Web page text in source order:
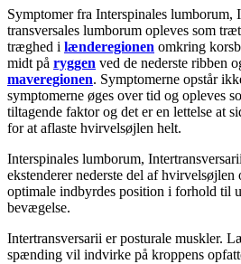
Symptomer fra Interspinales lumborum,
transversales lumborum opleves som
træghed i lænderegionen omkring
midt på ryggen ved de nederste ribben
maveregionen. Symptomerne opstår
symptomerne øges over tid og opleves
tiltagende faktor og det er en lettelse at
for at aflaste hvirvelsøjlen helt.
Interspinales lumborum,
ekstenderer nederste del af
optimale indbyrdes position i forhold til
bevægelse.
Intertransversarii er posturale muskler.
spænding vil indvirke på kroppens